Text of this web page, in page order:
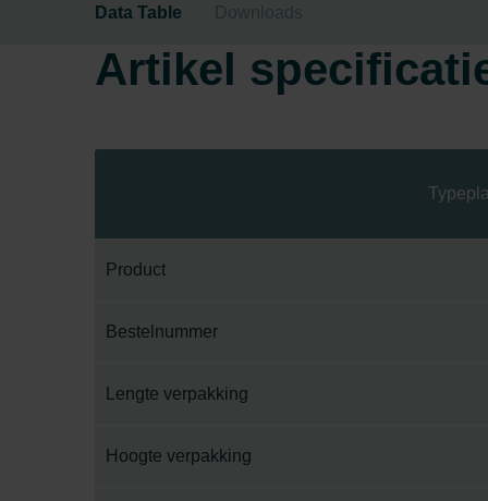
Data Table Downloads
Artikel
Product
Bestelnummer
Lengte verpakking
Hoogte verpakking